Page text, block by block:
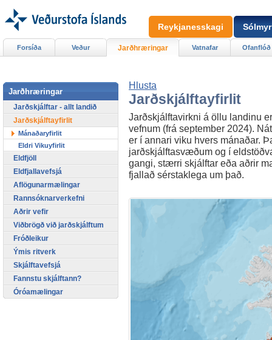
Hlusta
Jarðskjálftayfirlit
Jarðskjálftavirkni á öllu landinu
vefnum (frá september 2024).
er í annari viku hvers mánaðar.
jarðskjálftasvæðum og í
gangi, stærri skjálftar eða aðrir
fjallað sérstaklega um það.
Forsíða Veður Jarðhræringar Vatnafar Ofanflóð
Jarðhræringar
Jarðskjálftar - allt landið
Jarðskjálftayfirlit
Mánaðaryfirlit
Eldri Vikuyfirlit
Eldfjöll
Eldfjallavefsjá
Aflögunarmælingar
Rannsóknarverkefni
Aðrir vefir
Viðbrögð við jarðskjálftum
Fróðleikur
Ýmis ritverk
Skjálftavefsjá
Fannstu skjálftann?
Óróamælingar
Reykjanesskagi